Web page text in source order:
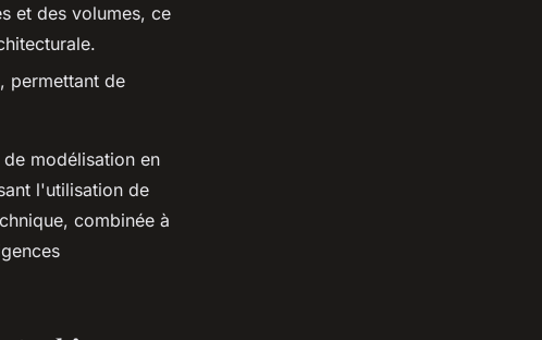
et des volumes, ce
permettant de
modélisation en
l'utilisation de
combinée à